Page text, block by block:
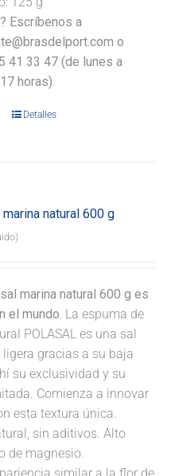
Escríbenos a
o
41 33 47 (de lunes a
horas).
Detalles
natural 600 g
marina natural 600 g es
el mundo. La espuma de
POLASAL es una sal
gracias a su baja
su exclusividad y su
Comienza a innovar
esta textura única.
sin aditivos. Alto
de magnesio.